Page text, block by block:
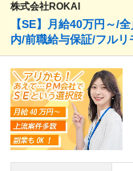
株式会社ROKAI
【SE】月給40万円～/
内/前職給与保証/フルリ